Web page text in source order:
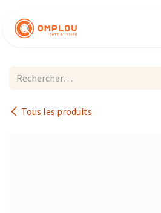
Tous les produits